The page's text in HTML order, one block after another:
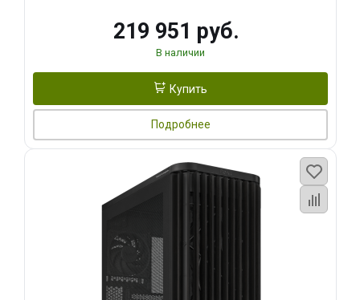
219 951 руб.
В наличии
Купить
Подробнее